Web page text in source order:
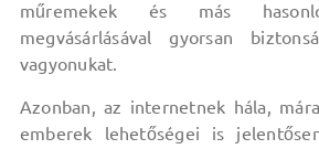
műremekek és más
megvásárlásával gyorsan
vagyonukat.
Azonban, az internetnek hála,
emberek lehetőségei is